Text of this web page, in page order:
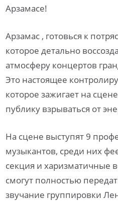
Арзамасе!
Арзамас , готовься к
которое детально
атмосферу концертов
Это настоящее
которое зажигает на
публику взрываться от
На сцене выступят 9
музыкантов, среди них
секция и харизматичные
смогут полностью
звучание группировки